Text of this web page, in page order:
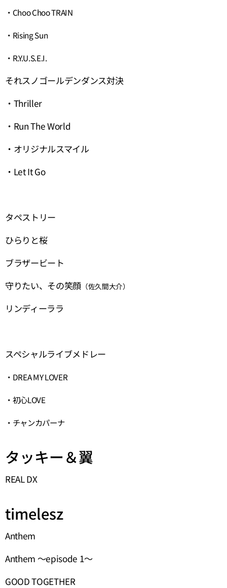
・Choo Choo TRAIN
・Rising Sun
・R.Y.U.S.E.I.
それスノゴールデンダンス対決
・Thriller
・Run The World
・オリジナルスマイル
・Let It Go
タペストリー
ひらりと桜
ブラザービート
守りたい、その笑顔 （佐久間大介）
リンディーララ
スペシャルライブメドレー
・DREA MY LOVER
・初心LOVE
・チャンカパーナ
タッキー＆翼
REAL DX
timelesz
Anthem
Anthem ～episode 1～
GOOD TOGETHER